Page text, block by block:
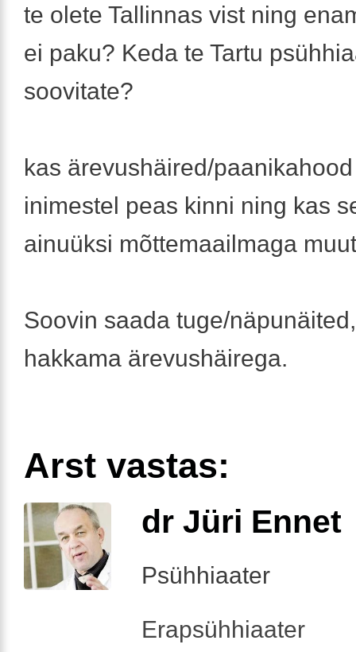
te olete Tallinnas vist ning
ei paku? Keda te Tartu
soovitate?
kas ärevushäired/
inimestel peas kinni ning kas
ainuüksi mõttemaailmaga
Soovin saada tuge/
hakkama ärevushäirega.
Arst vastas:
dr Jüri Ennet
Psühhiaater
Erapsühhiaater